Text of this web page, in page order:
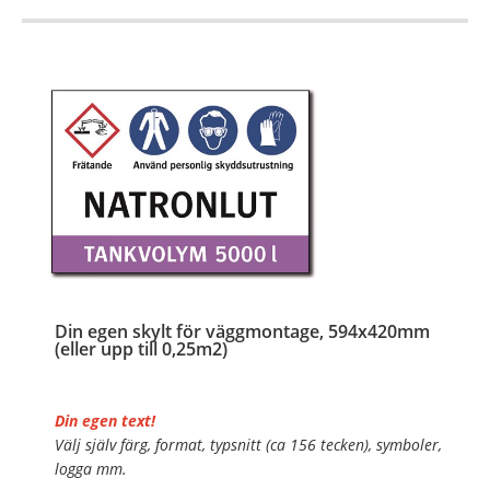
Din egen skylt för väggmontage, 594x420mm
(eller upp till 0,25m2)
Din egen text!
Välj själv färg, format, typsnitt (ca 156 tecken), symboler,
logga mm.